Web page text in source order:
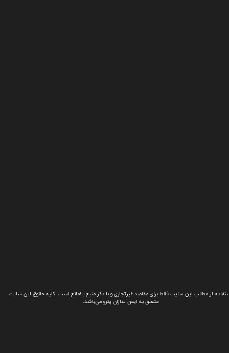
از مطالب این سایت فقط برای مقاصد غیرتجاری و با ذکر منبع بلامانع است. کلیه حقوق این سایت
متعلق به ایمن سازان پترو می‌باشد.